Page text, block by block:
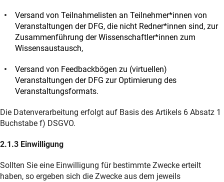
Versand von Teilnahmelisten an Teilnehmer*innen von
Veranstaltungen der DFG, die nicht Redner*innen sind, zur
Zusammenführung der Wissenschaftler*innen zum
Wissensaustausch,
Versand von Feedbackbögen zu (virtuellen)
Veranstaltungen der DFG zur Optimierung des
Veranstaltungsformats.
Die Datenverarbeitung erfolgt auf Basis des Artikels 6 Absatz 1
Buchstabe f) DSGVO.
2.1.3 Einwilligung
Sollten Sie eine Einwilligung für bestimmte Zwecke erteilt
haben, so ergeben sich die Zwecke aus dem jeweils